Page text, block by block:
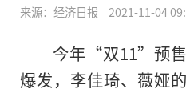
来源：经济日报 2021-11-04
今年“双11”预
爆发，李佳琦、薇娅